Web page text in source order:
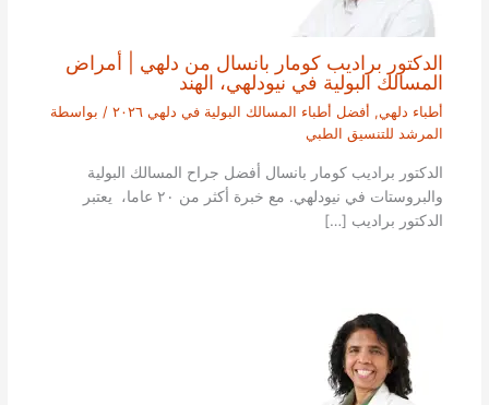
الدكتور براديب كومار بانسال من دلهي | أمراض
المسالك البولية في نيودلهي، الهند
أطباء دلهي, أفضل أطباء المسالك البولية في دلهي ٢٠٢٦
/ بواسطة
المرشد للتنسيق الطبي
الدكتور براديب كومار بانسال أفضل جراح المسالك البولية
والبروستات في نيودلهي. مع خبرة أكثر من ٢٠ عاما، يعتبر
الدكتور براديب […]